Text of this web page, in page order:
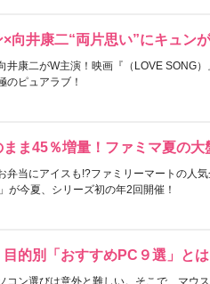
向井康二“両片思い”にキュン
井康二がW主演！映画『（LOVE SONG
のピュアラブ！
まま45％増量！ファミマ夏の大
弁当にアイスも!?ファミリーマートの人
が今夏、シリーズ初の年2回開催！
的別「おすすめPC９選」とは
コン選びは意外と難しい。そこで、マウ